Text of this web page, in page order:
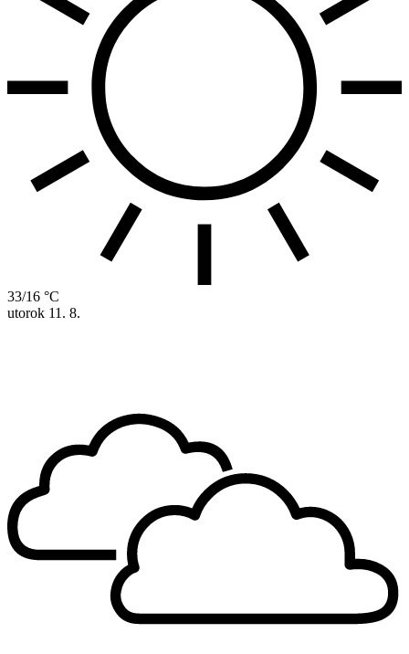
33/16 °C
utorok 11. 8.